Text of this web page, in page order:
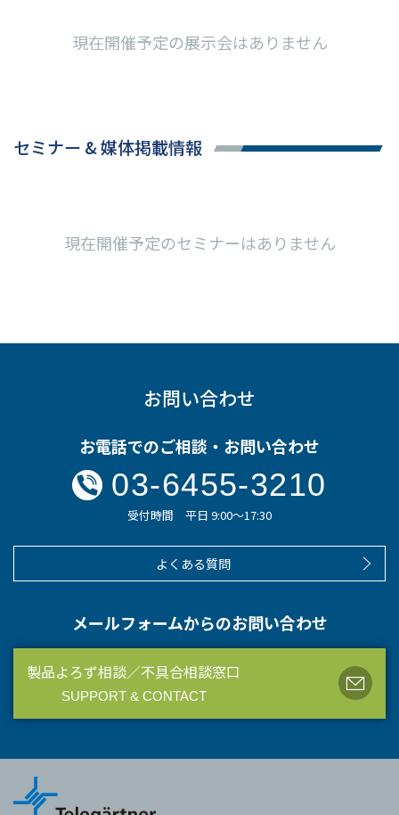
現在開催予定の展示会はありません
セミナー & 媒体掲載情報
現在開催予定のセミナーはありません
お問い合わせ
お電話でのご相談・お問い合わせ
03-6455-3210
受付時間 平日 9:00～17:30
よくある質問
メールフォームからのお問い合わせ
製品よろず相談／不具合相談窓口
SUPPORT & CONTACT